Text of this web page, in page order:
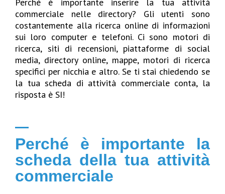
commerciale nelle directory? Gli utenti sono
costantemente alla ricerca online di informazioni
sui loro computer e telefoni. Ci sono motori di
ricerca, siti di recensioni, piattaforme di social
media, directory online, mappe, motori di ricerca
specifici per nicchia e altro. Se ti stai chiedendo se
la tua scheda di attività commerciale conta, la
risposta è SI!
Perché è importante la
scheda della tua attività
commerciale